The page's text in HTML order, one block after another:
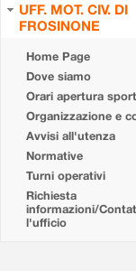
UFF. MOT. CIV. DI
FROSINONE
Home Page
Dove siamo
Orari apertura
Organizzazione e
Avvisi all'utenza
Normative
Turni operativi
Richiesta
informazioni/
l'ufficio